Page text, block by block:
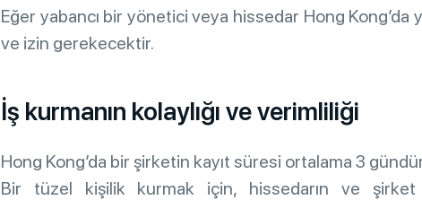
Eğer yabancı bir yönetici veya hissedar Hong Kong’da
ve izin gerekecektir.
İş kurmanın kolaylığı ve verimliliği
Hong Kong’da bir şirketin kayıt süresi ortalama 3
Bir tüzel kişilik kurmak için, hissedarın ve şirket